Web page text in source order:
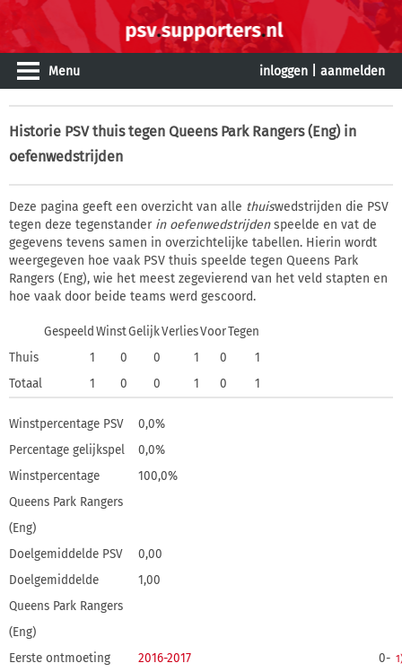
Menu inloggen aanmelden
Historie PSV thuis tegen Queens Park Rangers (Eng) in
oefenwedstrijden
Deze pagina geeft een overzicht van alle thuiswedstrijden die PSV
tegen deze tegenstander in oefenwedstrijdenspeelde en vat de
gegevens tevens samen in overzichtelijke tabellen. Hierin wordt
weergegeven hoe vaak PSV thuis speelde tegen Queens Park
Rangers (Eng), wie het meest zegevierend van het veld stapten en
hoe vaak door beide teams werd gescoord.
Gespeeld WinstGelijkVerliesVoorTegen
Thuis
1 0 0 1 0
1
Totaal
1 0 0 1 0 1
Winstpercentage PSV
0,0%
Percentage gelijkspel
0,0%
Winstpercentage
Queens Park Rangers
(Eng)
100,0%
Doelgemiddelde PSV
0,00
Doelgemiddelde
Queens Park Rangers
(Eng)
1,00
Eerste ontmoeting 2016-2017
0-